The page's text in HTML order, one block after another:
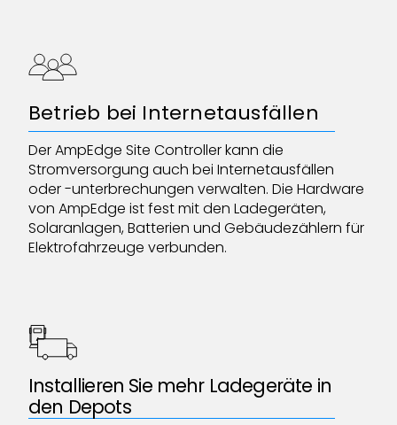
Betrieb bei Internetausfällen
Der AmpEdge Site Controller kann die
Stromversorgung auch bei Internetausfällen
oder -unterbrechungen verwalten. Die Hardware
von AmpEdge ist fest mit den Ladegeräten,
Solaranlagen, Batterien und Gebäudezählern für
Elektrofahrzeuge verbunden.
Installieren Sie mehr Ladegeräte in
den Depots